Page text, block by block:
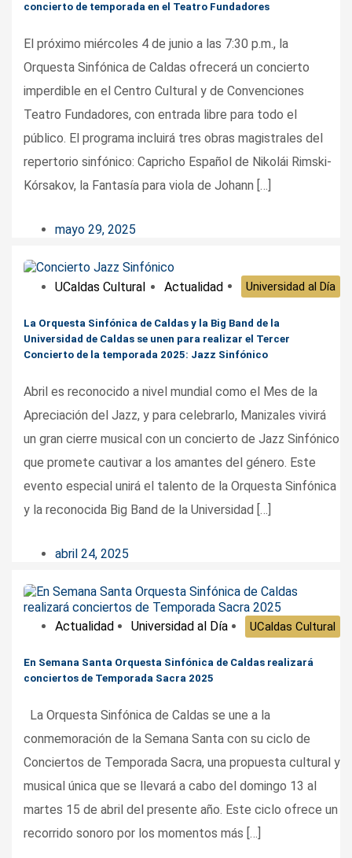
concierto de temporada en el Teatro Fundadores
El próximo miércoles 4 de junio a las 7:30 p.m., la
Orquesta Sinfónica de Caldas ofrecerá un concierto
imperdible en el Centro Cultural y de Convenciones
Teatro Fundadores, con entrada libre para todo el
público. El programa incluirá tres obras magistrales del
repertorio sinfónico: Capricho Español de Nikolái Rimski-
Kórsakov, la Fantasía para viola de Johann […]
mayo 29, 2025
UCaldas Cultural Actualidad Universidad al Día
La Orquesta Sinfónica de Caldas y la Big Band de la
Universidad de Caldas se unen para realizar el Tercer
Concierto de la temporada 2025: Jazz Sinfónico
Abril es reconocido a nivel mundial como el Mes de la
Apreciación del Jazz, y para celebrarlo, Manizales vivirá
un gran cierre musical con un concierto de Jazz Sinfónico
que promete cautivar a los amantes del género. Este
evento especial unirá el talento de la Orquesta Sinfónica
y la reconocida Big Band de la Universidad […]
abril 24, 2025
Actualidad Universidad al Día UCaldas Cultural
En Semana Santa Orquesta Sinfónica de Caldas realizará
conciertos de Temporada Sacra 2025
La Orquesta Sinfónica de Caldas se une a la
conmemoración de la Semana Santa con su ciclo de
Conciertos de Temporada Sacra, una propuesta cultural y
musical única que se llevará a cabo del domingo 13 al
martes 15 de abril del presente año. Este ciclo ofrece un
recorrido sonoro por los momentos más […]